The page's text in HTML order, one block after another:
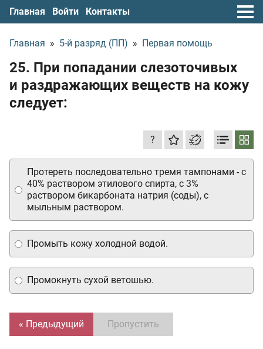
Главная Войти Контакты
Главная » 5-й разряд (ПП) » Первая помощь
25. При попадании слезоточивых
и раздражающих веществ на кожу
следует:
?
Протереть последовательно тремя тампонами - с
40% раствором этилового спирта, с 3%
раствором бикарбоната натрия (соды), с
мыльным раствором.
Промыть кожу холодной водой.
Промокнуть сухой ветошью.
« Предыдущий Пропустить